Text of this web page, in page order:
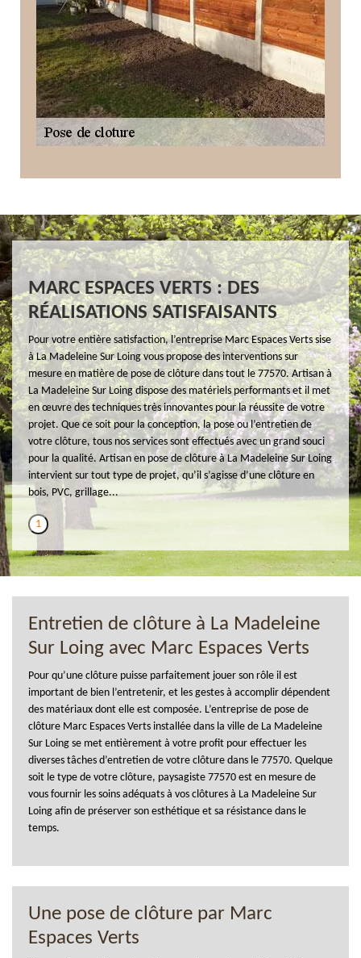
MARC ESPACES VERTS : DES
RÉALISATIONS SATISFAISANTS
Pour votre entière satisfaction, l’entreprise Marc Espaces Verts sise
à La Madeleine Sur Loing vous propose des interventions sur
mesure en matière de pose de clôture dans tout le 77570. Artisan à
La Madeleine Sur Loing dispose des matériels performants et il met
en œuvre des techniques très innovantes pour la réussite de votre
projet. Que ce soit pour la conception, la pose ou l’entretien de
votre clôture, tous nos services sont effectués avec un grand souci
pour la qualité. Artisan en pose de clôture à La Madeleine Sur Loing
intervient sur tout type de projet, qu’il s’agisse d’une clôture en
bois, PVC, grillage...
1
Entretien de clôture à La Madeleine
Sur Loing avec Marc Espaces Verts
Pour qu’une clôture puisse parfaitement jouer son rôle il est
important de bien l’entretenir, et les gestes à accomplir dépendent
des matériaux dont elle est composée. L’entreprise de pose de
clôture Marc Espaces Verts installée dans la ville de La Madeleine
Sur Loing se met entièrement à votre profit pour effectuer les
diverses tâches d’entretien de votre clôture dans le 77570. Quelque
soit le type de votre clôture, paysagiste 77570 est en mesure de
vous fournir les soins adéquats à vos clôtures à La Madeleine Sur
Loing afin de préserver son esthétique et sa résistance dans le
temps.
Une pose de clôture par Marc
Espaces Verts